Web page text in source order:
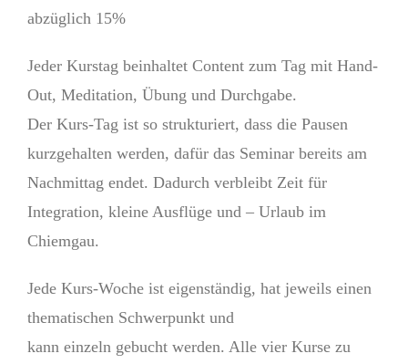
abzüglich 15%
Jeder Kurstag beinhaltet Content zum Tag mit Hand-
Out, Meditation, Übung und Durchgabe.
Der Kurs-Tag ist so strukturiert, dass die Pausen
kurzgehalten werden, dafür das Seminar bereits am
Nachmittag endet. Dadurch verbleibt Zeit für
Integration, kleine Ausflüge und – Urlaub im
Chiemgau.
Jede Kurs-Woche ist eigenständig, hat jeweils einen
thematischen Schwerpunkt und
kann einzeln gebucht werden. Alle vier Kurse zu